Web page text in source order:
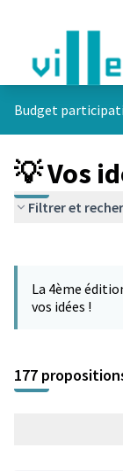
Budget
💡 Vos
Filtrer et
−
La 4ème
vos idées !
177